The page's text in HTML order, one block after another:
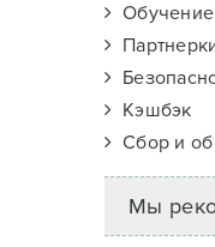
Обучение
Кэшбэк
Сбор и
Мы